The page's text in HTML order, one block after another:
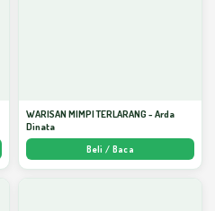
WARISAN MIMPI TERLARANG - Arda
Dinata
Beli / Baca